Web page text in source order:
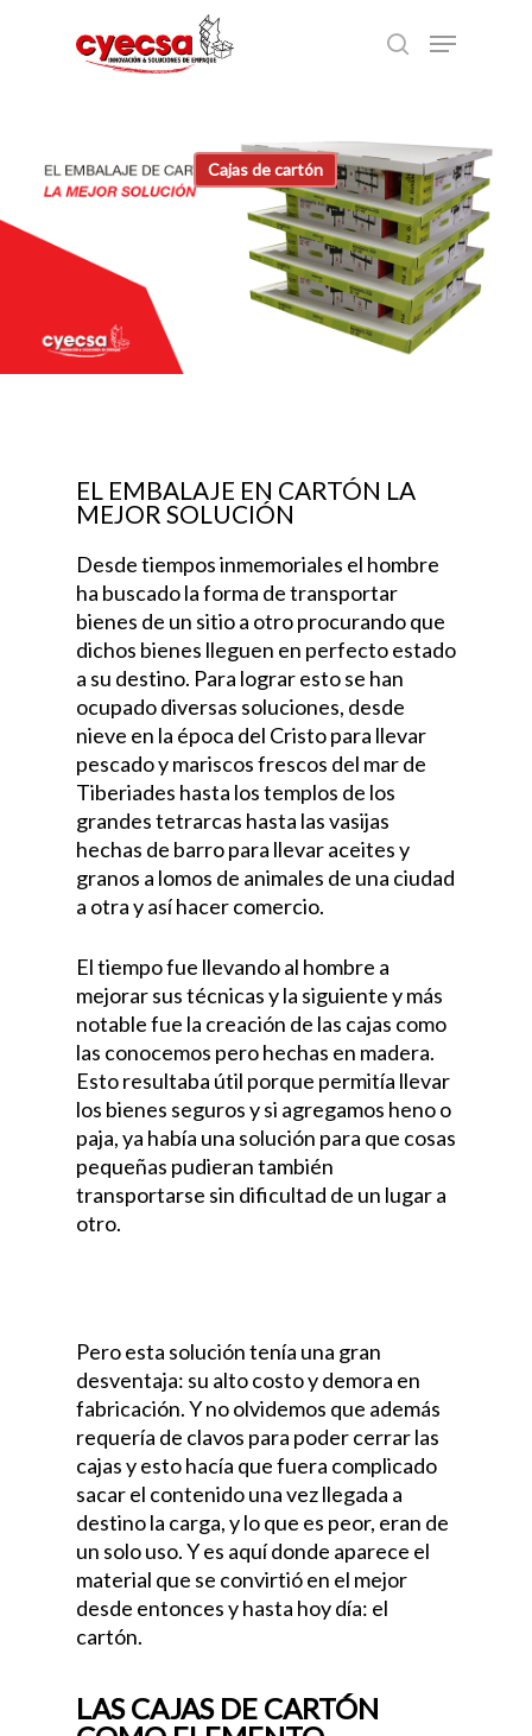
search
Menu
Cajas de cartón
EL EMBALAJE EN CARTÓN LA
MEJOR SOLUCIÓN
Desde tiempos inmemoriales el hombre
ha buscado la forma de transportar
bienes de un sitio a otro procurando que
dichos bienes lleguen en perfecto estado
a su destino. Para lograr esto se han
ocupado diversas soluciones, desde
nieve en la época del Cristo para llevar
pescado y mariscos frescos del mar de
Tiberiades hasta los templos de los
grandes tetrarcas hasta las vasijas
hechas de barro para llevar aceites y
granos a lomos de animales de una ciudad
a otra y así hacer comercio.
El tiempo fue llevando al hombre a
mejorar sus técnicas y la siguiente y más
notable fue la creación de las cajas como
las conocemos pero hechas en madera.
Esto resultaba útil porque permitía llevar
los bienes seguros y si agregamos heno o
paja, ya había una solución para que cosas
pequeñas pudieran también
transportarse sin dificultad de un lugar a
otro.
Pero esta solución tenía una gran
desventaja: su alto costo y demora en
fabricación. Y no olvidemos que además
requería de clavos para poder cerrar las
cajas y esto hacía que fuera complicado
sacar el contenido una vez llegada a
destino la carga, y lo que es peor, eran de
un solo uso. Y es aquí donde aparece el
material que se convirtió en el mejor
desde entonces y hasta hoy día: el
cartón.
LAS CAJAS DE CARTÓN